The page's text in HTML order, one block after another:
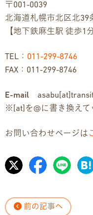
〒001-0039
北海道札幌市北区北39
【地下鉄麻生駅 徒歩1分
TEL： 011-299-8746
FAX：011-299-8746
E-mail
※[at]を@に書き換えて
お問い合わせページは
前の記事へ